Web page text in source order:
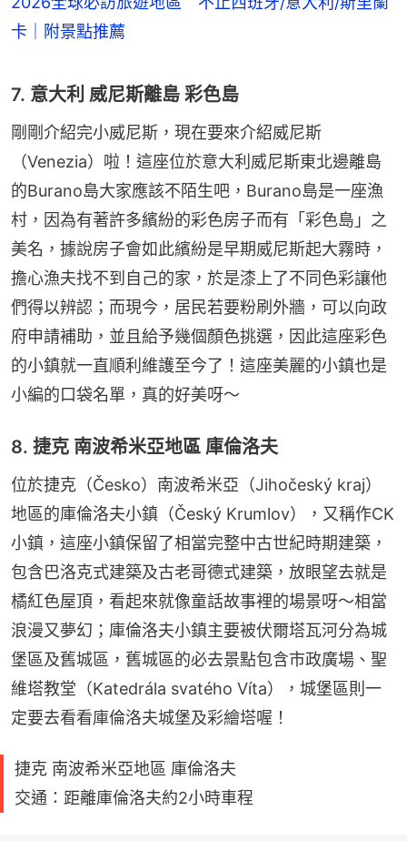
卡｜附景點推薦
7. 意大利 威尼斯離島 彩色島
剛剛介紹完小威尼斯，現在要來介紹威尼斯
（Venezia）啦！這座位於意大利威尼斯東北邊離島
的Burano島大家應該不陌生吧，Burano島是一座漁
村，因為有著許多繽紛的彩色房子而有「彩色島」之
美名，據說房子會如此繽紛是早期威尼斯起大霧時，
擔心漁夫找不到自己的家，於是漆上了不同色彩讓他
們得以辨認；而現今，居民若要粉刷外牆，可以向政
府申請補助，並且給予幾個顏色挑選，因此這座彩色
的小鎮就一直順利維護至今了！這座美麗的小鎮也是
小編的口袋名單，真的好美呀～
8. 捷克 南波希米亞地區 庫倫洛夫
位於捷克（Česko）南波希米亞（Jihočeský kraj）
地區的庫倫洛夫小鎮（Český Krumlov），又稱作CK
小鎮，這座小鎮保留了相當完整中古世紀時期建築，
包含巴洛克式建築及古老哥德式建築，放眼望去就是
橘紅色屋頂，看起來就像童話故事裡的場景呀～相當
浪漫又夢幻；庫倫洛夫小鎮主要被伏爾塔瓦河分為城
堡區及舊城區，舊城區的必去景點包含市政廣場、聖
維塔教堂（Katedrála svatého Víta），城堡區則一
定要去看看庫倫洛夫城堡及彩繪塔喔！
捷克 南波希米亞地區 庫倫洛夫
交通：距離庫倫洛夫約2小時車程